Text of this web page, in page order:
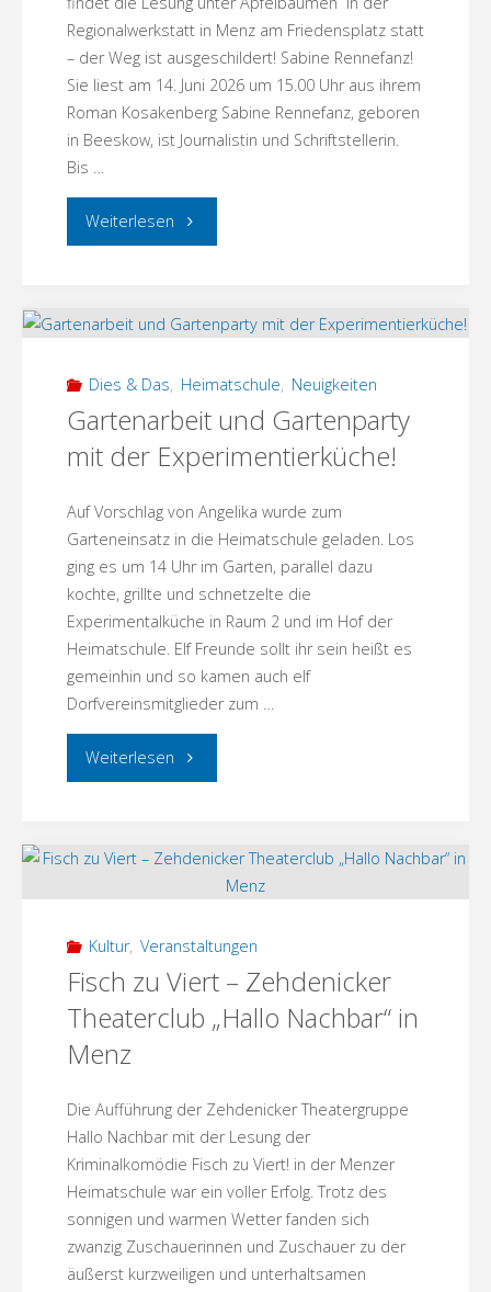
Regionalwerkstatt in Menz am Friedensplatz statt
– der Weg ist ausgeschildert! Sabine Rennefanz!
Sie liest am 14. Juni 2026 um 15.00 Uhr aus ihrem
Roman Kosakenberg Sabine Rennefanz, geboren
in Beeskow, ist Journalistin und Schriftstellerin.
Bis …
Weiterlesen "Lesung
Sabine
verlegt
die
Regionalwerkstatt
am
Dies & Das, Heimatschule, Neuigkeiten
Gartenarbeit und Gartenparty
mit der Experimentierküche!
Auf Vorschlag von Angelika wurde zum
Garteneinsatz in die Heimatschule geladen. Los
ging es um 14 Uhr im Garten, parallel dazu
kochte, grillte und schnetzelte die
Experimentalküche in Raum 2 und im Hof der
Heimatschule. Elf Freunde sollt ihr sein heißt es
gemeinhin und so kamen auch elf
Dorfvereinsmitglieder zum …
Weiterlesen "Gartenarbeit
Gartenparty
mit
der
Experimentierküche!"
Kultur, Veranstaltungen
Fisch zu Viert – Zehdenicker
Theaterclub „Hallo Nachbar“ in
Menz
Die Aufführung der Zehdenicker Theatergruppe
Hallo Nachbar mit der Lesung der
Kriminalkomödie Fisch zu Viert! in der Menzer
Heimatschule war ein voller Erfolg. Trotz des
sonnigen und warmen Wetter fanden sich
zwanzig Zuschauerinnen und Zuschauer zu der
äußerst kurzweiligen und unterhaltsamen